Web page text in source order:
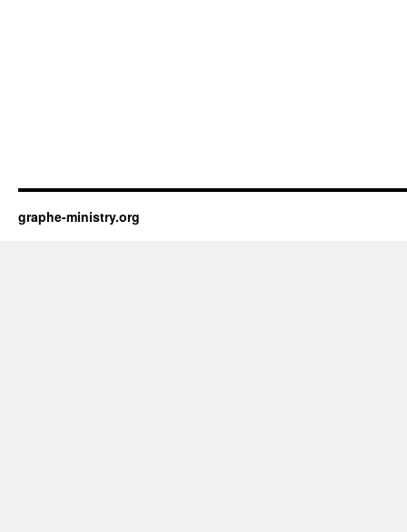
graphe-ministry.org